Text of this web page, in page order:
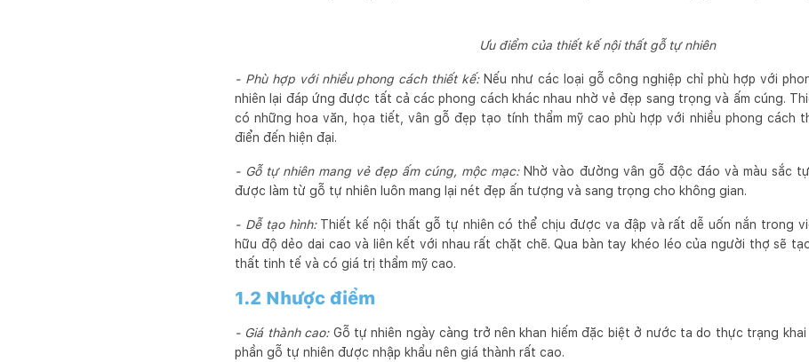
Ưu điểm của thiết kế nội thất gỗ tự nhiên
- Phù hợp với nhiều phong cách thiết kế:Nếu như các loại gỗ công nghiệp chỉ phù hợp với
nhiên lại đáp ứng được tất cả các phong cách khác nhau nhờ vẻ đẹp sang trọng và ấm cúng.
có những hoa văn, họa tiết, vân gỗ đẹp tạo tính thẩm mỹ cao phù hợp với nhiều phong cách
điển đến hiện đại.
- Gỗ tự nhiên mang vẻ đẹp ấm cúng, mộc mạc: Nhờ vào đường vân gỗ độc đáo và màu sắc
được làm từ gỗ tự nhiên luôn mang lại nét đẹp ấn tượng và sang trọng cho không gian.
- Dễ tạo hình: Thiết kế nội thất gỗ tự nhiên có thể chịu được va đập và rất dễ uốn nắn trong
hữu độ dẻo dai cao và liên kết với nhau rất chặt chẽ. Qua bàn tay khéo léo của người thợ sẽ
thất tinh tế và có giá trị thẩm mỹ cao.
1.2 Nhược điểm
- Giá thành cao:Gỗ tự nhiên ngày càng trở nên khan hiếm đặc biệt ở nước ta do thực trạng khai
phần gỗ tự nhiên được nhập khẩu nên giá thành rất cao.